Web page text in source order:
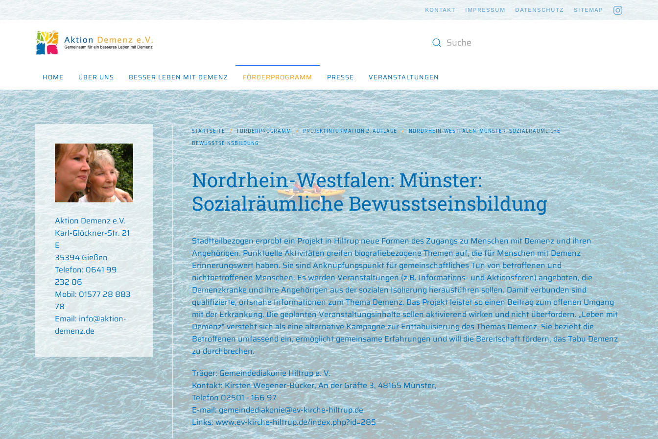
Zum Hauptinhalt springen
KONTAKT IMPRESSUM DATENSCHUTZ SITEMAP
HOME ÜBER UNS BESSER LEBEN MIT DEMENZ FÖRDERPROGRAMM PRESSE VERANSTALTUNGEN
STARTSEITE FÖRDERPROGRAMM PROJEKTINFORMATION 2. AUFLAGE
NORDRHEIN-WESTFALEN: MÜNSTER: SOZIALRÄUMLICHE
BEWUSSTSEINSBILDUNG
Nordrhein-Westfalen: Münster:
Sozialräumliche Bewusstseinsbildung
Stadtteilbezogen erprobt ein Projekt in Hiltrup neue Formen des Zugangs zu Menschen mit Demenz und ihren
Angehörigen. Punktuelle Aktivitäten greifen biografiebezogene Themen auf, die für Menschen mit Demenz
Erinnerungswert haben. Sie sind Anknüpfungspunkt für gemeinschaftliches Tun von betroffenen und
nichtbetroffenen Menschen. Es werden Veranstaltungen (z.B. Informations- und Aktionsforen) angeboten, die
Demenzkranke und ihre Angehörigen aus der sozialen Isolierung herausführen sollen. Damit verbunden sind
qualifizierte, ortsnahe Informationen zum Thema Demenz. Das Projekt leistet so einen Beitrag zum offenen Umgang
mit der Erkrankung. Die geplanten Veranstaltungsinhalte sollen aktivierend wirken und nicht überfordern. „Leben mit
Demenz" versteht sich als eine alternative Kampagne zur Enttabuisierung des Themas Demenz. Sie bezieht die
Betroffenen umfassend ein, ermöglicht gemeinsame Erfahrungen und will die Bereitschaft fördern, das Tabu Demenz
zu durchbrechen.
Träger: Gemeindediakonie Hiltrup e. V.
Kontakt: Kirsten Wegener-Bücker, An der Gräfte 3, 48165 Münster,
Telefon 02501 - 166 97
E-mail:gemeindediakonie@ev-kirche-hiltrup.de
Links:www.ev-kirche-hiltrup.de/index.php?id=285
Aktion Demenz e.V.
Karl-Glöckner-Str. 21
E
35394 Gießen
Telefon: 0641 99
232 06
Mobil: 01577 28 883
78
Email: info@aktion-
demenz.de